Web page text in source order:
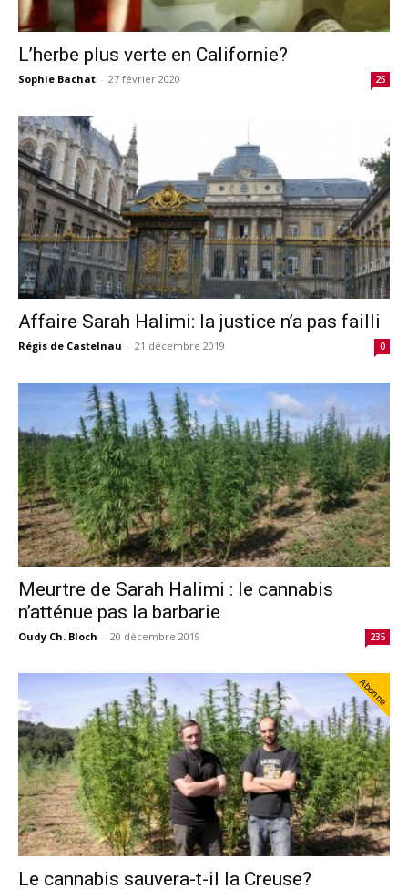
L’herbe plus verte en Californie?
Sophie Bachat - 27 février 2020 25
Affaire Sarah Halimi: la justice n’a pas failli
Régis de Castelnau - 21 décembre 2019 0
Meurtre de Sarah Halimi : le cannabis
n’atténue pas la barbarie
Oudy Ch. Bloch - 20 décembre 2019 235
Abonné
Le cannabis sauvera-t-il la Creuse?